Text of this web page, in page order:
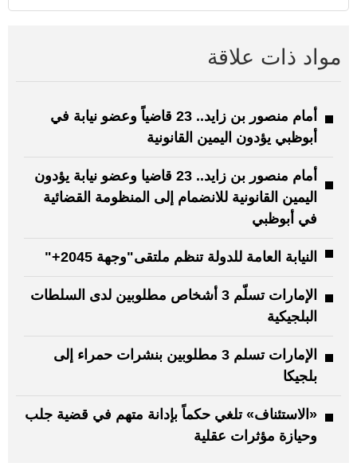
مواد ذات علاقة
أمام منصور بن زايد.. 23 قاضياً وعضو نيابة في
أبوظبي يؤدون اليمين القانونية
أمام منصور بن زايد.. 23 قاضيا وعضو نيابة يؤدون
اليمين القانونية للانضمام إلى المنظومة القضائية
في أبوظبي
النيابة العامة للدولة تنظم ملتقى"وجهة 2045+"
الإمارات تسلّم 3 أشخاص مطلوبين لدى السلطات
البلجيكية
الإمارات تسلم 3 مطلوبين بنشرات حمراء إلى
بلجيكا
«الاستئناف» تلغي حكماً بإدانة متهم في قضية جلب
وحيازة مؤثرات عقلية